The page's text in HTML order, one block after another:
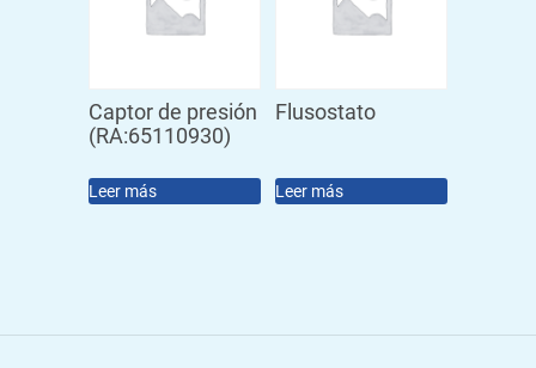
Captor de presión
(RA:65110930)
Leer más
Flusostato
Leer más